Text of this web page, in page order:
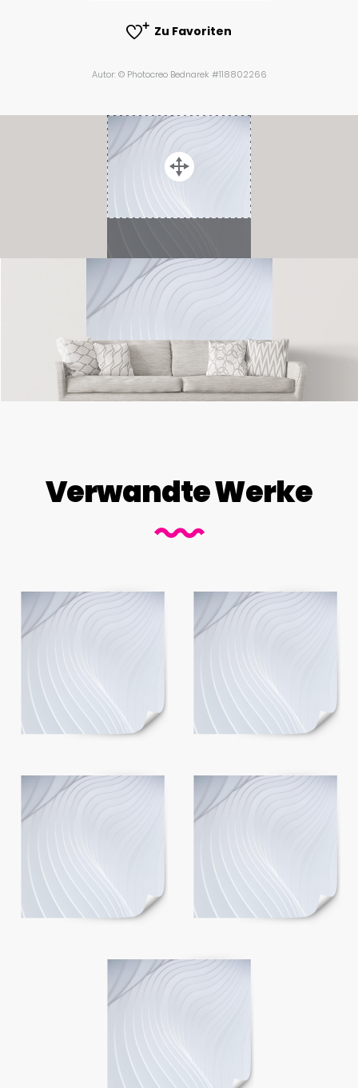
Zu Favoriten
Autor: © Photocreo Bednarek #118802266
Verwandte Werke